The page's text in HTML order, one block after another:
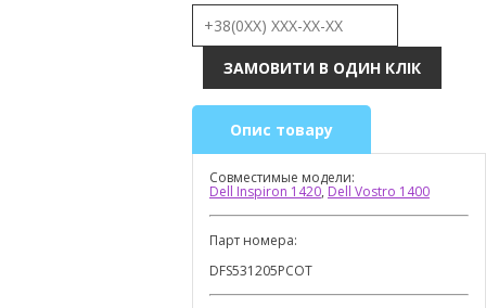
Опис товару
Совместимые модели:
Dell Inspiron 1420, Dell Vostro 1400
Парт номера:
DFS531205PCOT